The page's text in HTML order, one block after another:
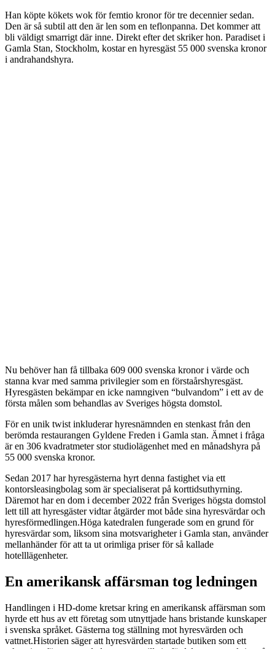
Han köpte kökets wok för femtio kronor för tre decennier sedan.
Den är så subtil att den är len som en teflonpanna. Det kommer att
bli väldigt smarrigt där inne. Direkt efter det skriker hon. Paradiset i
Gamla Stan, Stockholm, kostar en hyresgäst 55 000 svenska kronor
i andrahandshyra.
Nu behöver han få tillbaka 609 000 svenska kronor i värde och
stanna kvar med samma privilegier som en förstaårshyresgäst.
Hyresgästen bekämpar en icke namngiven “bulvandom” i ett av de
första målen som behandlas av Sveriges högsta domstol.
För en unik twist inkluderar hyresnämnden en stenkast från den
berömda restaurangen Gyldene Freden i Gamla stan. Ämnet i fråga
är en 306 kvadratmeter stor studiolägenhet med en månadshyra på
55 000 svenska kronor.
Sedan 2017 har hyresgästerna hyrt denna fastighet via ett
kontorsleasingbolag som är specialiserat på korttidsuthyrning.
Däremot har en dom i december 2022 från Sveriges högsta domstol
lett till att hyresgäster vidtar åtgärder mot både sina hyresvärdar och
hyresförmedlingen.Höga katedralen fungerade som en grund för
hyresvärdar som, liksom sina motsvarigheter i Gamla stan, använder
mellanhänder för att ta ut orimliga priser för så kallade
hotelllägenheter.
En amerikansk affärsman tog ledningen
Handlingen i HD-dome kretsar kring en amerikansk affärsman som
hyrde ett hus av ett företag som utnyttjade hans bristande kunskaper
i svenska språket. Gästerna tog ställning mot hyresvärden och
vattnet.Historien säger att hyresvärden startade butiken som ett